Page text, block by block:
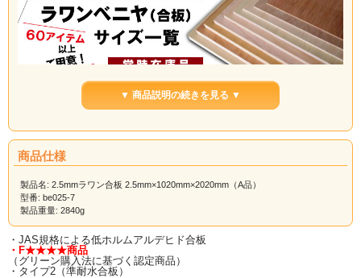
【ラワンベニヤ（ラワン合板）と
は】
最も知られている、一般的なベニヤ板（合板）の事です。 表面はザラザラして
おり、木目がハッキリしていません。
「ベニヤ」といえばこのラワンベニヤを指すことが多いようです。
▼ 商品説明の続きを見る ▼
商品仕様
製品名: 2.5mmラワン合板 2.5mm×1020mm×2020mm（A品）
型番: be025-7
製品重量: 2840g
・JAS規格による低ホルムアルデヒド合板
・F★★★★商品
（グリーン購入法に基づく認定商品）
・タイプ2（準耐水合板）